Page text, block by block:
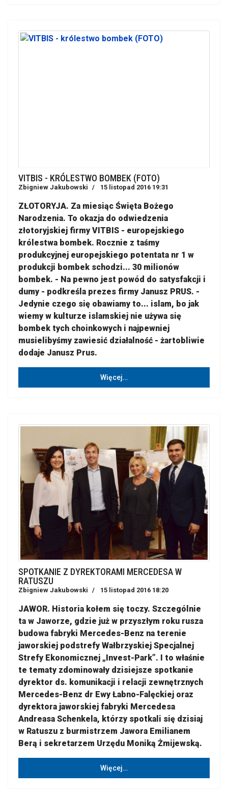
VITBIS - KRÓLESTWO BOMBEK (FOTO)
Zbigniew Jakubowski 15 listopad 2016 19:31
ZŁOTORYJA. Za miesiąc Święta Bożego
Narodzenia. To okazja do odwiedzenia
złotoryjskiej firmy VITBIS - europejskiego
królestwa bombek. Rocznie z taśmy
produkcyjnej europejskiego potentata nr 1 w
produkcji bombek schodzi... 30 milionów
bombek. - Na pewno jest powód do satysfakcji i
dumy - podkreśla prezes firmy Janusz PRUS. -
Jedynie czego się obawiamy to... islam, bo jak
wiemy w kulturze islamskiej nie używa się
bombek tych choinkowych i najpewniej
musielibyśmy zawiesić działalność - żartobliwie
dodaje Janusz Prus.
Więcej…
SPOTKANIE Z DYREKTORAMI MERCEDESA W
RATUSZU
Zbigniew Jakubowski 15 listopad 2016 18:20
JAWOR. Historia kołem się toczy. Szczególnie
ta w Jaworze, gdzie już w przyszłym roku rusza
budowa fabryki Mercedes-Benz na terenie
jaworskiej podstrefy Wałbrzyskiej Specjalnej
Strefy Ekonomicznej „Invest-Park”. I to właśnie
te tematy zdominowały dzisiejsze spotkanie
dyrektor ds. komunikacji i relacji zewnętrznych
Mercedes-Benz dr Ewy Łabno-Falęckiej oraz
dyrektora jaworskiej fabryki Mercedesa
Andreasa Schenkela, którzy spotkali się dzisiaj
w Ratuszu z burmistrzem Jawora Emilianem
Berą i sekretarzem Urzędu Moniką Żmijewską.
Więcej…